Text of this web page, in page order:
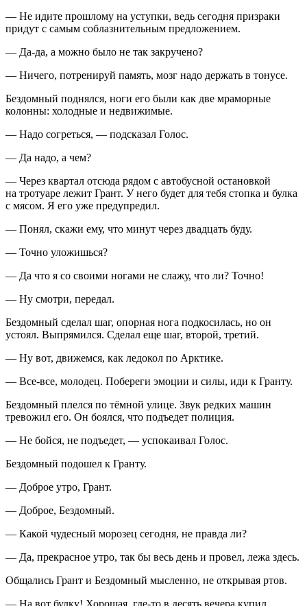
— Не идите прошлому на уступки, ведь сегодня призраки
придут с самым соблазнительным предложением.
— Да-да, а можно было не так закручено?
— Ничего, потренируй память, мозг надо держать в тонусе.
Бездомный поднялся, ноги его были как две мраморные
колонны: холодные и недвижимые.
— Надо согреться, — подсказал Голос.
— Да надо, а чем?
— Через квартал отсюда рядом с автобусной остановкой
на тротуаре лежит Грант. У него будет для тебя стопка и булка
с мясом. Я его уже предупредил.
— Понял, скажи ему, что минут через двадцать буду.
— Точно уложишься?
— Да что я со своими ногами не слажу, что ли? Точно!
— Ну смотри, передал.
Бездомный сделал шаг, опорная нога подкосилась, но он
устоял. Выпрямился. Сделал еще шаг, второй, третий.
— Ну вот, движемся, как ледокол по Арктике.
— Все-все, молодец. Побереги эмоции и силы, иди к Гранту.
Бездомный плелся по тёмной улице. Звук редких машин
тревожил его. Он боялся, что подъедет полиция.
— Не бойся, не подъедет, — успокаивал Голос.
Бездомный подошел к Гранту.
— Доброе утро, Грант.
— Доброе, Бездомный.
— Какой чудесный морозец сегодня, не правда ли?
— Да, прекрасное утро, так бы весь день и провел, лежа здесь.
Общались Грант и Бездомный мысленно, не открывая ртов.
— На вот булку! Хорошая, где-то в десять вечера купил,